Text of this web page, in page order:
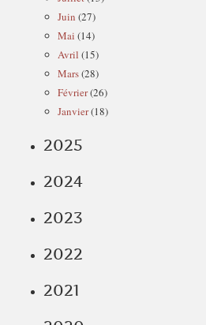
Juin (27)
Mai (14)
Avril (15)
Mars(28)
Février(26)
Janvier(18)
2025
2024
2023
2022
2021